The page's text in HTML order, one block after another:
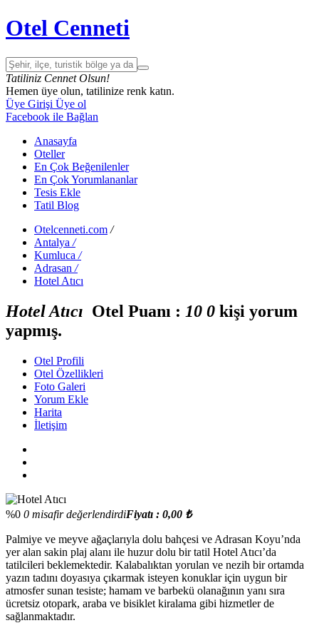
Otel Cenneti
Tatiliniz Cennet Olsun!
Hemen üye olun, tatilinize renk katın.
Üye Girişi Üye ol
Facebook ile Bağlan
Anasayfa
Oteller
En Çok Beğenilenler
En Çok Yorumlananlar
Tesis Ekle
Tatil Blog
Otelcenneti.com /
Antalya /
Kumluca /
Adrasan /
Hotel Atıcı
Hotel Atıcı Otel Puanı : 10 0 kişi yorum
yapmış.
Otel Profili
Otel Özellikleri
Foto Galeri
Yorum Ekle
Harita
İletişim
%0 0 misafir değerlendirdiFiyatı : 0,00 ₺
Palmiye ve meyve ağaçlarıyla dolu bahçesi ve Adrasan Koyu’nda
yer alan sakin plaj alanı ile huzur dolu bir tatil Hotel Atıcı’da
tatilcileri beklemektedir. Kalabalıktan yorulan ve nezih bir ortamda
yazın tadını doyasıya çıkarmak isteyen konuklar için uygun bir
atmosfer sunan tesiste; hamam ve barbekü olanağının yanı sıra
ücretsiz otopark, araba ve bisiklet kiralama gibi hizmetler de
sağlanmaktadır.